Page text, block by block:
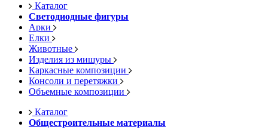
Каталог
Светодиодные фигуры
Арки
Елки
Животные
Изделия из мишуры
Каркасные композиции
Консоли и перетяжки
Объемные композиции
Каталог
Общестроительные материалы